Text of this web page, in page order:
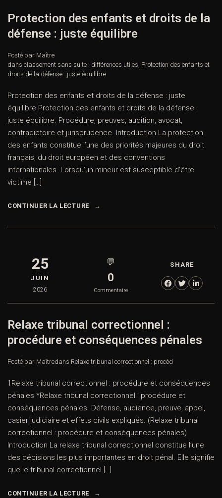
Protection des enfants et droits de la
défense : juste équilibre
Posté par Maître
dans classement sans suite : différences utiles, Protection des enfants et
droits de la défense : juste équilibre
Protection des enfants et droits de la défense : juste
équilibre Protection des enfants et droits de la défense :
juste équilibre. Procédure, preuves, audition, avocat,
contradictoire et jurisprudence. Introduction La protection
des enfants constitue l’une des priorités majeures du droit
français, du droit européen et des conventions
internationales. Lorsqu’un mineur est susceptible d’être
victime […]
CONTINUER LA LECTURE
25
JUIN
2026
💬
0
Commentaire
SHARE
Relaxe tribunal correctionnel :
procédure et conséquences pénales
Posté par Maîtredans Relaxe tribunal correctionnel : procéd
1Relaxe tribunal correctionnel : procédure et conséquences
pénales *Relaxe tribunal correctionnel : procédure et
conséquences pénales. Défense, audience, preuve, appel,
casier judiciaire et effets civils expliqués. (Relaxe tribunal
correctionnel : procédure et conséquences pénales)
Introduction La relaxe tribunal correctionnel constitue l’une
des décisions les plus importantes en droit pénal. Elle signifie
que le tribunal correctionnel […]
CONTINUER LA LECTURE